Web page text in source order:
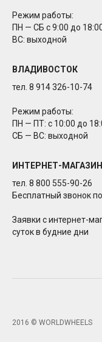
Режим работы:
ПН — СБ с 9:00 до
ВС: выходной
ВЛАДИВОСТОК
тел. 8 914 326-10-74
Режим работы:
ПН — ПТ: с 10:00 до
СБ — ВС: выходной
ИНТЕРНЕТ-МАГАЗИН
тел. 8 800 555-90-26
Бесплатный звонок
Заявки с интернет-
суток в будние дни
2016 © WORLDWHEELS